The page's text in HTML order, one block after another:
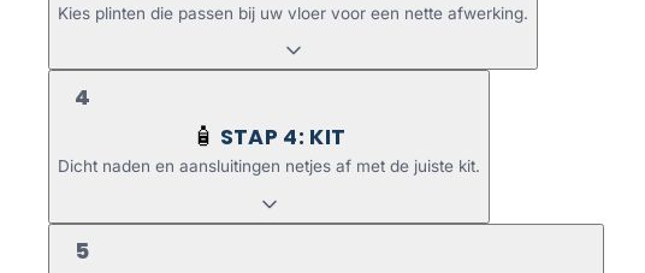
Kies plinten die passen bij uw vloer voor een nette afwerking.
4
🧴 STAP 4: KIT
Dicht naden en aansluitingen netjes af met de juiste kit.
5